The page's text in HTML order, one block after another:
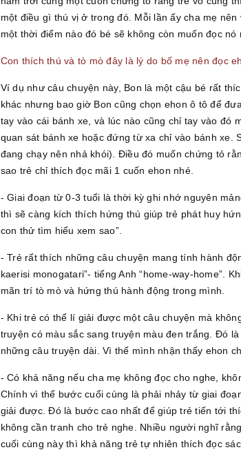
một điều gì thú vị ở trong đó. Mỗi lần ấy cha mẹ
một thời điểm nào đó bé sẽ không còn muốn đọc
Con thích thú và tò mò đây là lý do bố mẹ nên đọc
Ví dụ như câu chuyện này, Bon là một cậu bé rất
khác nhưng bao giờ Bon cũng chọn ehon ô tô để
tay vào cái bánh xe, và lúc nào cũng chỉ tay vào đó
quan sát bánh xe hoặc đứng từ xa chỉ vào bánh xe.
đang chạy nên nhả khói). Điều đó muốn chứng tỏ
sao trẻ chỉ thích đọc mãi 1 cuốn ehon nhé.
- Giai đoạn từ 0-3 tuổi là thời kỳ ghi nhớ nguyên
thì sẽ càng kích thích hứng thú giúp trẻ phát huy
con thử tìm hiểu xem sao”.
- Trẻ rất thích những câu chuyện mang tính hành
kaerisi monogatari”- tiếng Anh “home-way-home”.
mãn trí tò mò và hứng thú hành động trong mình.
- Khi trẻ có thể lí giải được một câu chuyện mà
truyện có màu sắc sang truyện màu đen trắng. Đó
những câu truyện dài. Vì thế mình nhận thấy ehon
- Có khả năng nếu cha mẹ không đọc cho nghe,
Chính vì thế bước cuối cùng là phải nhảy từ giai
giải được. Đó là bước cao nhất để giúp trẻ tiến tới
không cần tranh cho trẻ nghe. Nhiều người nghĩ
cuối cùng này thì khả năng trẻ tự nhiên thích đọc